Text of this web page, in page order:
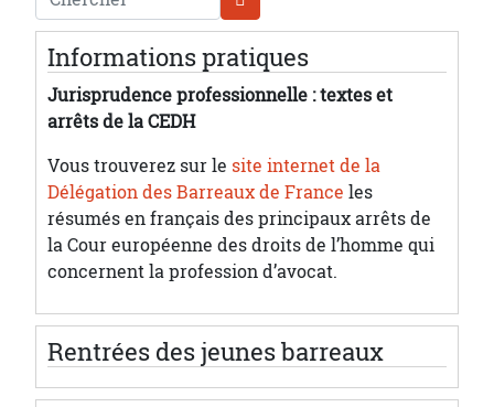
Informations pratiques
Jurisprudence professionnelle : textes et
arrêts de la CEDH
Vous trouverez sur le site internet de la
Délégation des Barreaux de France les
résumés en français des principaux arrêts de
la Cour européenne des droits de l’homme qui
concernent la profession d’avocat.
Rentrées des jeunes barreaux